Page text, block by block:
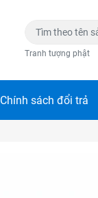
Tranh tượng phật
Chính sách đổi trả